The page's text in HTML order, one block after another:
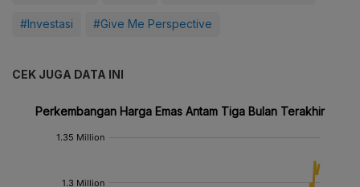
#Investasi #Give Me Perspective
CEK JUGA DATA INI